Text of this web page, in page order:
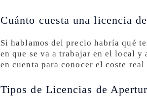
Cuánto cuesta una licencia
Si hablamos del precio habría qué
en que se va a trabajar en el local
en cuenta para conocer el coste
Tipos de Licencias de